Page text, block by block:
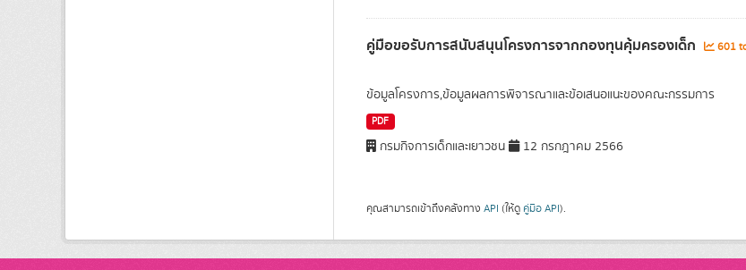
คู่มือขอรับการสนับสนุนโครงการจากกองทุนคุ้มครองเด็ก 601
ข้อมูลโครงการ,ข้อมูลผลการพิจารณาและข้อเสนอแนะของคณะกรรมการ
PDF
กรมกิจการเด็กและเยาวชน 12 กรกฎาคม 2566
คุณสามารถเข้าถึงคลังทาง API (ให้ดู คู่มือ API).